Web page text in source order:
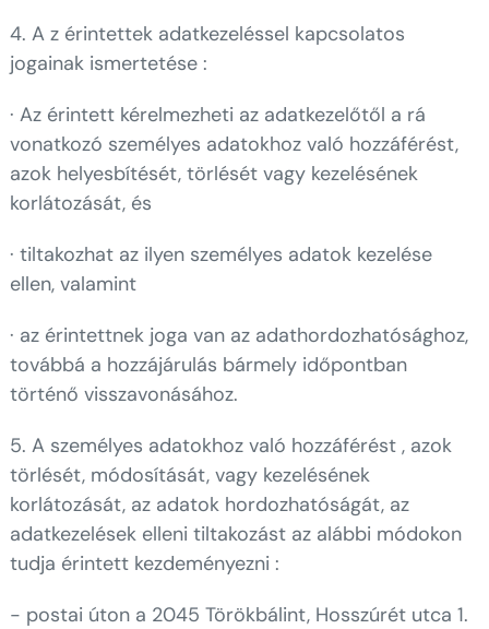
4. A z érintettek adatkezeléssel kapcsolatos
jogainak ismertetése :
· Az érintett kérelmezheti az adatkezelőtől a rá
vonatkozó személyes adatokhoz való hozzáférést,
azok helyesbítését, törlését vagy kezelésének
korlátozását, és
· tiltakozhat az ilyen személyes adatok kezelése
ellen, valamint
· az érintettnek joga van az adathordozhatósághoz,
továbbá a hozzájárulás bármely időpontban
történő visszavonásához.
5. A személyes adatokhoz való hozzáférést , azok
törlését, módosítását, vagy kezelésének
korlátozását, az adatok hordozhatóságát, az
adatkezelések elleni tiltakozást az alábbi módokon
tudja érintett kezdeményezni :
- postai úton a 2045 Törökbálint, Hosszúrét utca 1.